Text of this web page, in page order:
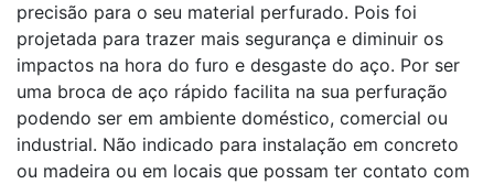
precisão para o seu material perfurado. Pois foi
projetada para trazer mais segurança e diminuir os
impactos na hora do furo e desgaste do aço. Por ser
uma broca de aço rápido facilita na sua perfuração
podendo ser em ambiente doméstico, comercial ou
industrial. Não indicado para instalação em concreto
ou madeira ou em locais que possam ter contato com